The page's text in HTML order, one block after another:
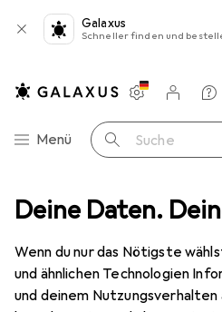
Deine Daten.
Wenn du nur das Nötigste
und ähnlichen Technologien
und deinem
Galaxus
Schneller finden und
Navigation nach Kategorien
Menü Suche
Einstellungen
Kundenkonto
Vergleichslisten
Merklisten
Warenkorb
Makeup Revolution Revolution